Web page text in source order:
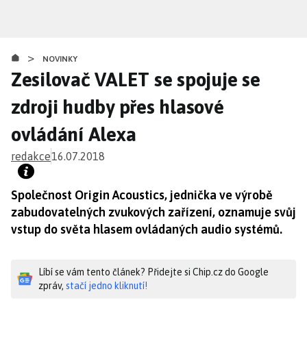
obsahu
> NOVINKY
Zesilovač VALET se spojuje se
zdroji hudby přes hlasové
ovládání Alexa
redakce16.07.2018
Společnost Origin Acoustics, jednička ve výrobě
zabudovatelných zvukových zařízení, oznamuje svůj
vstup do světa hlasem ovládaných audio systémů.
Líbí se vám tento článek? Přidejte si Chip.cz do Google
zpráv, stačí jedno kliknutí!